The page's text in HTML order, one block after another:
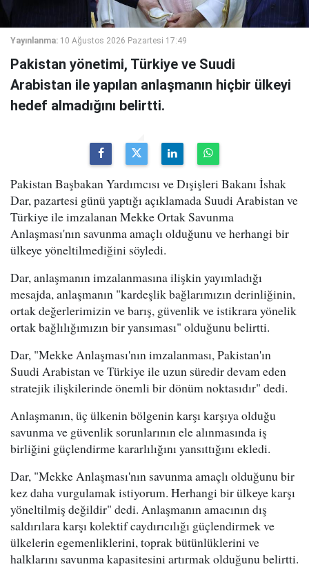
Yayınlanma: 10 Ağustos 2026 Pazartesi 17:49
Pakistan yönetimi, Türkiye ve Suudi
Arabistan ile yapılan anlaşmanın hiçbir ülkeyi
hedef almadığını belirtti.
Pakistan Başbakan Yardımcısı ve Dışişleri Bakanı İshak
Dar, pazartesi günü yaptığı açıklamada Suudi Arabistan ve
Türkiye ile imzalanan Mekke Ortak Savunma
Anlaşması'nın savunma amaçlı olduğunu ve herhangi bir
ülkeye yöneltilmediğini söyledi.
Dar, anlaşmanın imzalanmasına ilişkin yayımladığı
mesajda, anlaşmanın "kardeşlik bağlarımızın derinliğinin,
ortak değerlerimizin ve barış, güvenlik ve istikrara yönelik
ortak bağlılığımızın bir yansıması" olduğunu belirtti.
Dar, "Mekke Anlaşması'nın imzalanması, Pakistan'ın
Suudi Arabistan ve Türkiye ile uzun süredir devam eden
stratejik ilişkilerinde önemli bir dönüm noktasıdır" dedi.
Anlaşmanın, üç ülkenin bölgenin karşı karşıya olduğu
savunma ve güvenlik sorunlarının ele alınmasında iş
birliğini güçlendirme kararlılığını yansıttığını ekledi.
Dar, "Mekke Anlaşması'nın savunma amaçlı olduğunu bir
kez daha vurgulamak istiyorum. Herhangi bir ülkeye karşı
yöneltilmiş değildir" dedi. Anlaşmanın amacının dış
saldırılara karşı kolektif caydırıcılığı güçlendirmek ve
ülkelerin egemenliklerini, toprak bütünlüklerini ve
halklarını savunma kapasitesini artırmak olduğunu belirtti.